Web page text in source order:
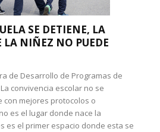
SE DETIENE, LA
LA NIÑEZ NO PUEDE
de Desarrollo de Programas de
convivencia escolar no se
mejores protocolos o
es el lugar donde nace la
es el primer espacio donde esta se